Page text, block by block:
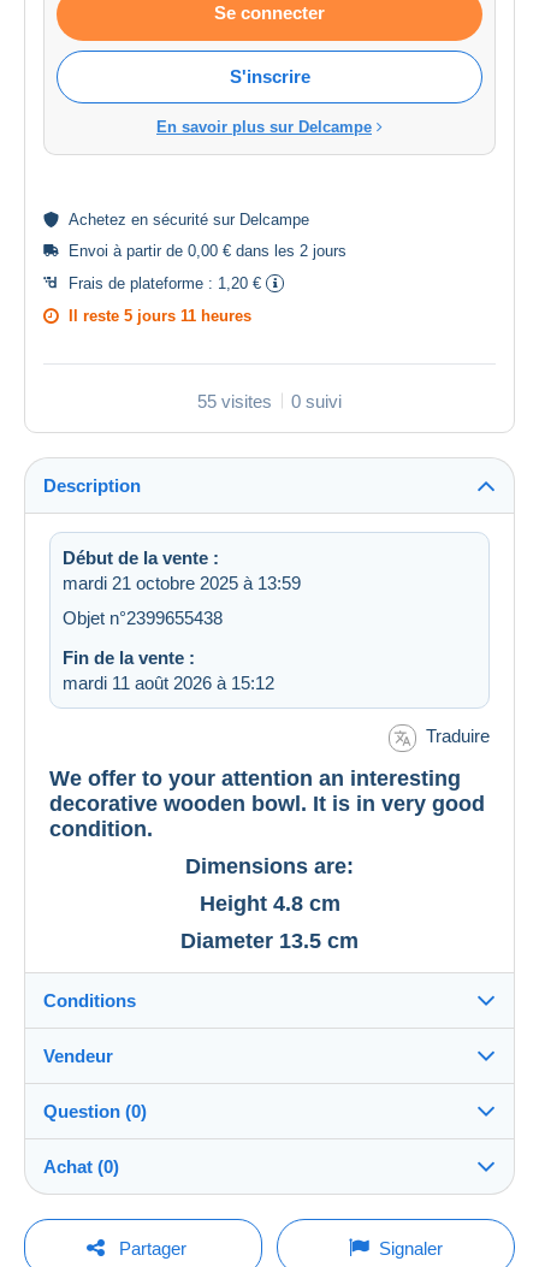
Se connecter
S'inscrire
En savoir plus sur Delcampe
Achetez en sécurité sur Delcampe
Envoi à partir de 0,00 € dans les 2 jours
Frais de plateforme : 1,20 €
Il reste 5 jours 11 heures
55 visites 0 suivi
Description
Début de la vente :
mardi 21 octobre 2025 à 13:59
Objet n°2399655438
Fin de la vente :
mardi 11 août 2026 à 15:12
Traduire
We offer to your attention an interesting
decorative wooden bowl. It is in very good
condition.
Dimensions are:
Height 4.8 cm
Diameter 13.5 cm
Conditions
Envoi après paiement dans les 2 jours
Vendeur
simeivan100%(185x)
Boutique
Question (0)
Pour poser une question, vous devez ouvrir
Achat (0)
Dernière actualisation : 03:56:55
Partager Signaler